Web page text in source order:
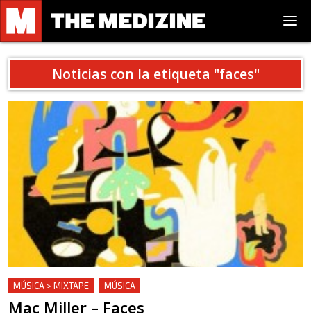
Noticias con la etiqueta "faces"
MÚSICA > MIXTAPE MÚSICA
Mac Miller – Faces